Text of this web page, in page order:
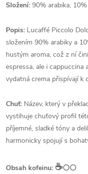
Složení: 90% arabika,
Popis: Lucaffé Piccolo
složením 90% arabiky a
hustým aroma, což z ní
espressa, ale i cappuccina
vydatná crema přispívají k
Chuť: Název, který v
vystihuje chuťový profil
příjemné, sladké tóny a
harmonicky spojují s
Obsah kofeinu: ☕️⚪⚪